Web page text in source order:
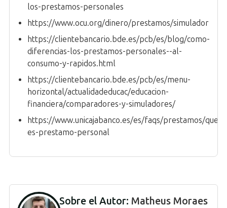
los-prestamos-personales
https://www.ocu.org/dinero/prestamos/simulador
https://clientebancario.bde.es/pcb/es/blog/como-
diferencias-los-prestamos-personales--al-
consumo-y-rapidos.html
https://clientebancario.bde.es/pcb/es/menu-
horizontal/actualidadeducac/educacion-
financiera/comparadores-y-simuladores/
https://www.unicajabanco.es/es/faqs/prestamos/que-
es-prestamo-personal
Sobre el Autor: Matheus Moraes